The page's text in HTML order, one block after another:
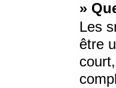
»
Les
être